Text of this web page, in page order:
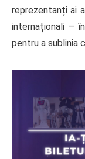
reprezentanți ai
internaționali –
pentru a sublinia